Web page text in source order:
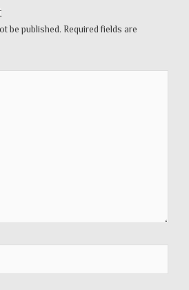
be published.Required fields are